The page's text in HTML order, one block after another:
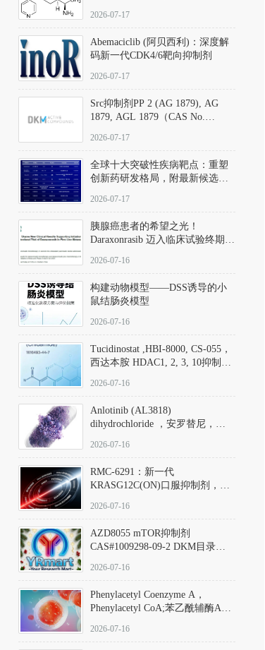
同等抑制ROCK1与ROCK2；其通
过精准嵌入激酶的ATP结合位点
发挥抑制作用，对ROCK1和
ROCK2的解离常数（Ki）分别为
140 nM和300 nM；在众多丝氨酸/
中，其靶向ROCK的选择性超过
200倍，凸显出优异的分子特异
2026-07-17
Abemaciclib (阿贝西利)：深度解
码新一代CDK4/6靶向抑制剂
2026-07-17
Src抑制剂PP 2 (AG 1879), AG
1879, AGL 1879（CAS No.
应用指南
2026-07-17
全球十大突破性疾病靶点：重塑
创新药研发格局，附最新候选分
2026-07-17
胰腺癌患者的希望之光！
Daraxonrasib 迈入临床试验终期阶
2026-07-16
构建动物模型——DSS诱导的小
鼠结肠炎模型
2026-07-16
Tucidinostat ,HBI-8000, CS-055，
西达本胺 HDAC1, 2, 3, 10抑制剂
D808567) - DKM活性分子
2026-07-16
Anlotinib (AL3818)
dihydrochloride ，安罗替尼，
Hydrochloride实验方法步骤SOP
2026-07-16
RMC-6291：新一代
KRASG12C(ON)口服抑制剂，
(Elironrasib)CAS#2641998-63-0
2026-07-16
AZD8055 mTOR抑制剂
CAS#1009298-09-2 DKM目录号
激酶抑制剂的深度剖析
2026-07-16
Phenylacetyl Coenzyme A，
Phenylacetyl CoA;苯乙酰辅酶A
2026-07-16